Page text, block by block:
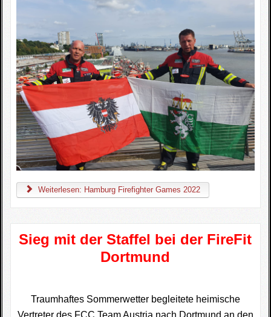
Weiterlesen: Hamburg Firefighter Games 2022
Sieg mit der Staffel bei der FireFit
Dortmund
Traumhaftes Sommerwetter begleitete heimische